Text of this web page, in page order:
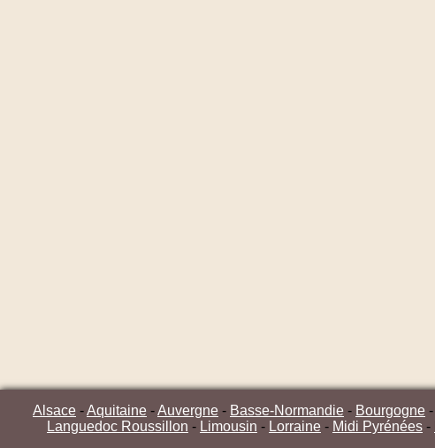
Alsace -Aquitaine -Auvergne - Basse-Normandie - Bourgogne -
Languedoc Roussillon - Limousin - Lorraine - Midi Pyrénées -